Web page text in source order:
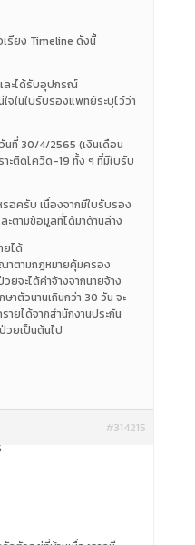
รียง Timeline ดังนี้
และได้รับอุปกรณ์
จในใบรับรองแพทย์ระบุไว้ว่า
นที่ 30/4/2565 (เงินเดือน
ะติดโควิด-19 ทั้ง ๆ ที่มีใบรับ
รอครับ เนื่องจากมีใบรับรอง
ตามข้อมูลที่ได้มาด้านล่าง
ยได้
าตามกฎหมายคุ้มครอง
จะได้ค่าจ้างจากนายจ้าง
าตัวนานเกินกว่า 30 วัน จะ
ยได้จากสำนักงานประกัน
วยเป็นต้นไป
#314215